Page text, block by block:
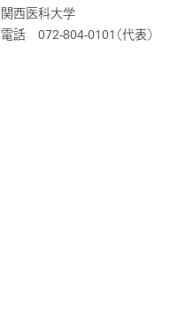
関西医科大学
電話 072-804-0101（代表）